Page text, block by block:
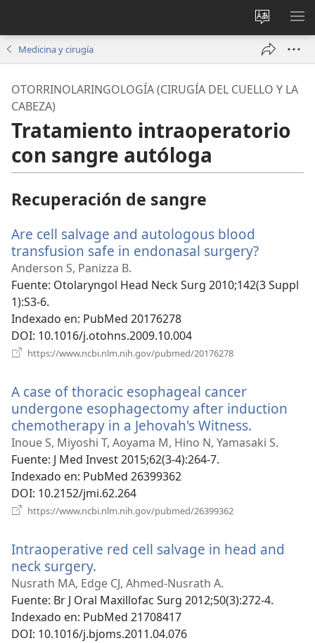
Cambiar
idioma
del sitio
Medicina y cirugía
OTORRINOLARINGOLOGÍA (CIRUGÍA DEL CUELLO Y LA
CABEZA)
Tratamiento intraoperatorio
con sangre autóloga
Recuperación de sangre
Are cell salvage and autologous blood
transfusion safe in endonasal surgery?
nueva
Anderson S, Panizza B.
Fuente‎: Otolaryngol Head Neck Surg 2010;142(3 Suppl
1):S3-6.
Indexado en‎: PubMed 20176278
DOI‎: 10.1016/j.otohns.2009.10.004
https://www.ncbi.nlm.nih.gov/pubmed/20176278
ventana)
A case of thoracic esophageal cancer
undergone esophagectomy after induction
chemotherapy in a Jehovah's Witness.
una
Inoue S, Miyoshi T, Aoyama M, Hino N, Yamasaki S.
Fuente‎: J Med Invest 2015;62(3-4):264-7.
Indexado en‎: PubMed 26399362
DOI‎: 10.2152/jmi.62.264
https://www.ncbi.nlm.nih.gov/pubmed/26399362
ventana)
Intraoperative red cell salvage in head and
neck surgery.
una
nueva
ventana)
Nusrath MA, Edge CJ, Ahmed-Nusrath A.
Fuente‎: Br J Oral Maxillofac Surg 2012;50(3):272-4.
Indexado en‎: PubMed 21708417
DOI‎: 10.1016/j.bjoms.2011.04.076